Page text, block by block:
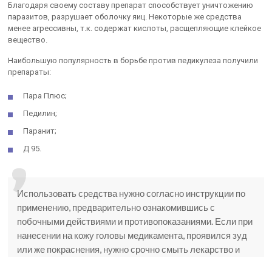
Благодаря своему составу препарат способствует уничтожению
паразитов, разрушает оболочку яиц. Некоторые же средства
менее агрессивны, т.к. содержат кислоты, расщепляющие клейкое
вещество.
Наибольшую популярность в борьбе против педикулеза получили
препараты:
Пара Плюс;
Педилин;
Паранит;
Д 95.
Использовать средства нужно согласно инструкции по
применению, предварительно ознакомившись с
побочными действиями и противопоказаниями. Если при
нанесении на кожу головы медикамента, проявился зуд
или же покраснения, нужно срочно смыть лекарство и